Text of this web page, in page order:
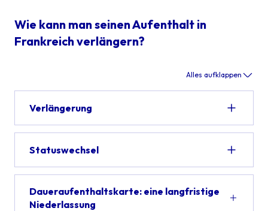
Wie kann man seinen Aufenthalt in
Frankreich verlängern?
Alles aufklappen
Verlängerung
Statuswechsel
Daueraufenthaltskarte: eine langfristige
Niederlassung